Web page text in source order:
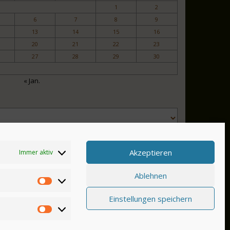
Immer aktiv Akzeptieren
Ablehnen
Einstellungen speichern
1
2
6 7 8
9
13 14 15
16
20 21 22
23
27 28 29
30
« Jan.